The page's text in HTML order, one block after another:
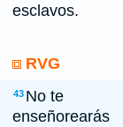
esclavos.
RVG
43 No te
enseñorearás